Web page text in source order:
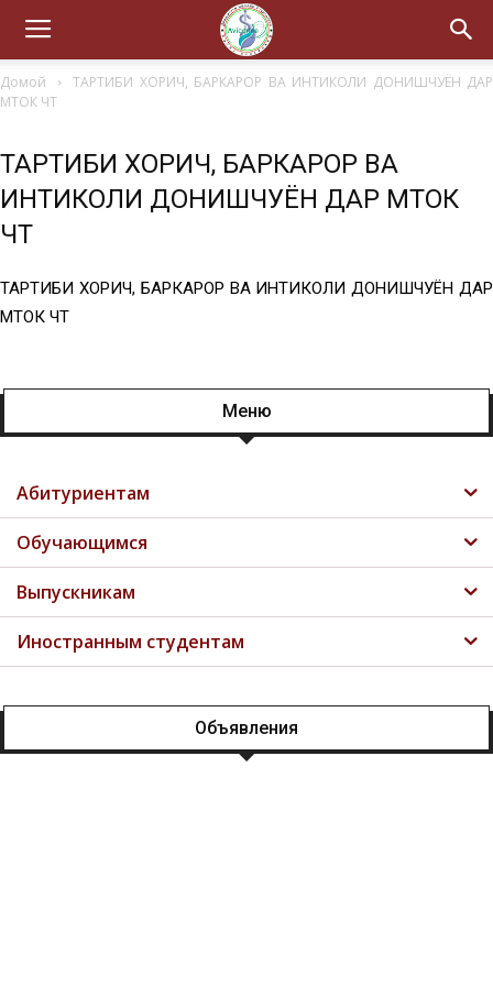
Домой
ТАРТИБИ ХОРИЧ, БАРКАРОР ВА ИНТИКОЛИ ДОНИШЧУЁН ДАР
МТОК ЧТ
ТАРТИБИ ХОРИЧ, БАРКАРОР ВА
ИНТИКОЛИ ДОНИШЧУЁН ДАР МТОК
ЧТ
ТАРТИБИ ХОРИЧ, БАРКАРОР ВА ИНТИКОЛИ ДОНИШЧУЁН ДАР
МТОК ЧТ
Меню
Абитуриентам
Обучающимся
Выпускникам
Иностранным студентам
Объявления